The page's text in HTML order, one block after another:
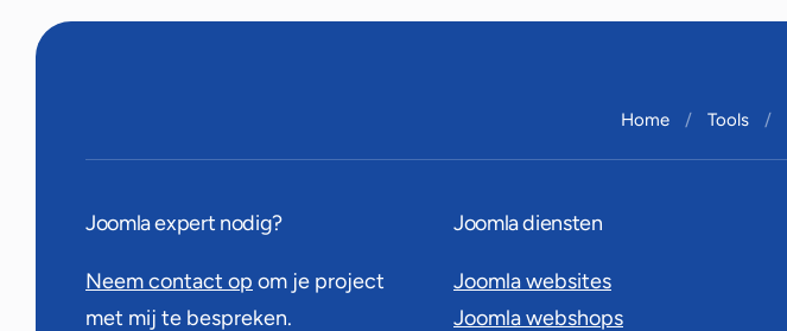
Home Tools
Joomla expert nodig?
Neem contact op om je project
met mij te bespreken.
Joomla diensten
Joomla websites
Joomla webshops